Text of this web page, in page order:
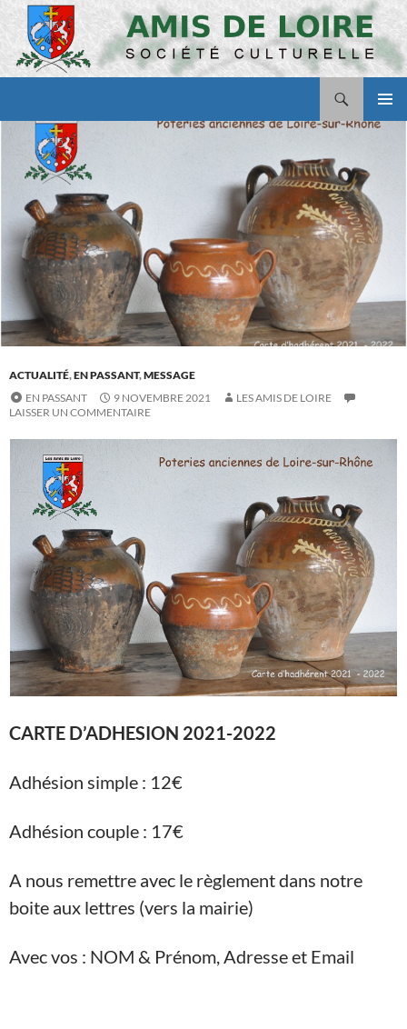
Aller
contenu
MENU
ACTUALITÉ,EN PASSANT,MESSAGE
EN PASSANT
9 NOVEMBRE 2021
LES AMIS DE LOIRE
LAISSER UN COMMENTAIRE
CARTE D’ADHESION 2021-2022
Adhésion simple : 12€
Adhésion couple : 17€
A nous remettre avec le règlement dans notre
boite aux lettres (vers la mairie)
Avec vos : NOM & Prénom, Adresse et Email